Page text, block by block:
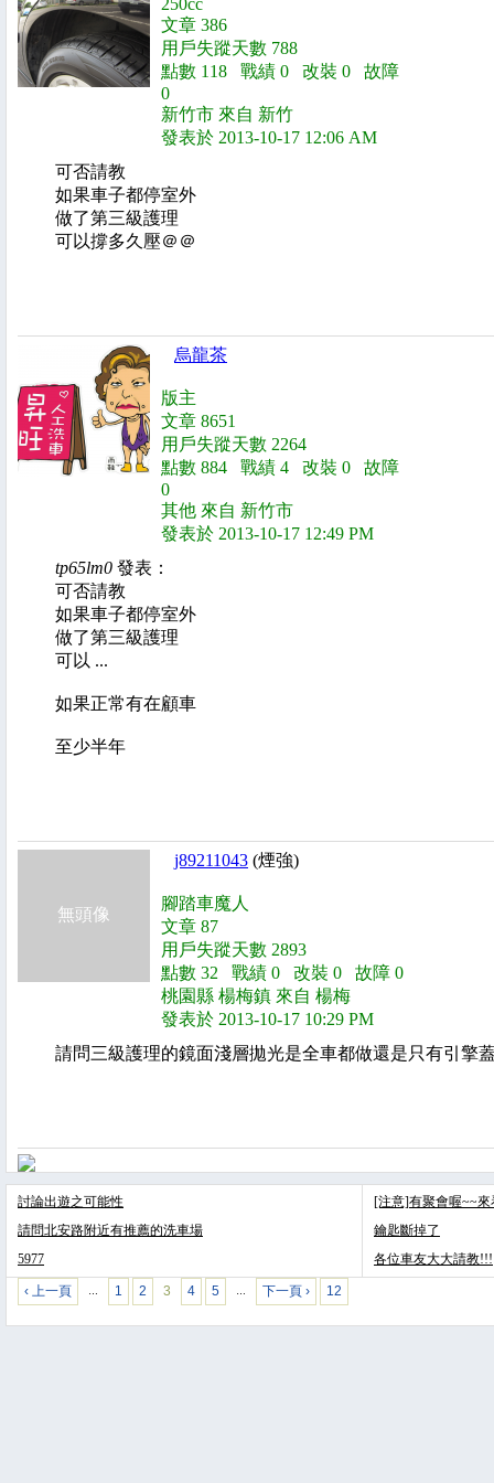
250cc
文章 386
用戶失蹤天數 788
點數 118 戰績 0 改裝 0 故障
0
新竹市 來自 新竹
發表於 2013-10-17 12:06 AM
可否請教
如果車子都停室外
做了第三級護理
可以撐多久壓＠＠
烏龍茶
版主
文章 8651
用戶失蹤天數 2264
點數 884 戰績 4 改裝 0 故障
0
其他 來自 新竹市
發表於 2013-10-17 12:49 PM
tp65lm0 發表：
可否請教
如果車子都停室外
做了第三級護理
可以 ...
如果正常有在顧車
至少半年
無頭像
j89211043 (煙強)
腳踏車魔人
文章 87
用戶失蹤天數 2893
點數 32 戰績 0 改裝 0 故障 0
桃園縣 楊梅鎮 來自 楊梅
發表於 2013-10-17 10:29 PM
請問三級護理的鏡面淺層拋光是全車都做還是只有引擎
討論出遊之可能性
請問北安路附近有推薦的洗車場
5977
[注意]有聚會喔~~來
鑰匙斷掉了
各位車友大大請教!!!
‹ 上一頁 … 1 2 3 4 5 … 下一頁 › 12